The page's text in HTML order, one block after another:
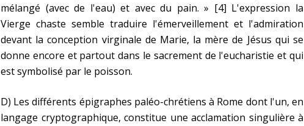
mélangé (avec de l'eau) et avec du pain. » [4] L'expression la
Vierge chaste semble traduire l'émerveillement et l'admiration
devant la conception virginale de Marie, la mère de Jésus qui se
donne encore et partout dans le sacrement de l'eucharistie et qui
est symbolisé par le poisson.
D) Les différents épigraphes paléo-chrétiens à Rome dont l'un, en
langage cryptographique, constitue une acclamation singulière à